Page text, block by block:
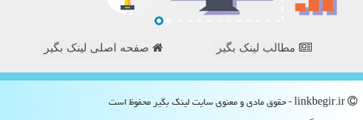
مطالب لینک بگیر صفحه اصلی لینک بگیر